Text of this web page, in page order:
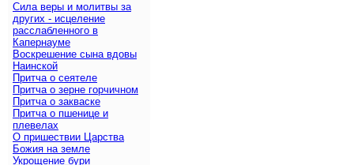
Сила веры и молитвы за
других - исцеление
расслабленного в
Капернауме
Воскрешение сына вдовы
Наинской
Притча о сеятеле
Притча о зерне горчичном
Притча о закваске
Притча о пшенице и
плевелах
О пришествии Царства
Божия на земле
Укрощение бури